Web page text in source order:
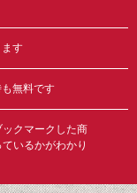
す
無料です
クマークした商
いるかがわかり